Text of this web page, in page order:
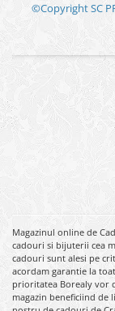
©Copyright SC
Magazinul online de
cadouri si bijuterii cea
cadouri sunt alesi pe
acordam garantie la
prioritatea Borealy vor
magazin beneficiind de